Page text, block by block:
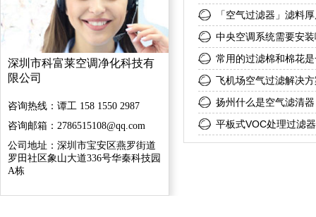
深圳市科富莱空调净化科技有
限公司
咨询热线：谭工 158 1550 2987
咨询邮箱：2786515108@qq.com
公司地址：深圳市宝安区燕罗街道
罗田社区象山大道336号华秦科技园
A栋
「空气过滤器」滤料
中央空调系统需要安
常用的过滤棉和棉花
飞机场空气过滤解决
扬州什么是空气滤清器
平板式VOC处理过滤